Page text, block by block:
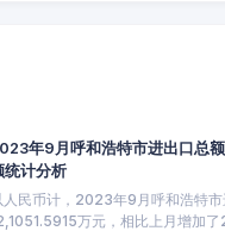
年9月呼和浩特市进出口总
统计分析
人民币计，2023年9月呼和浩特市
万元，相比上月增加